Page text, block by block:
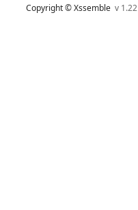
Copyright © Xssemblev 1.22